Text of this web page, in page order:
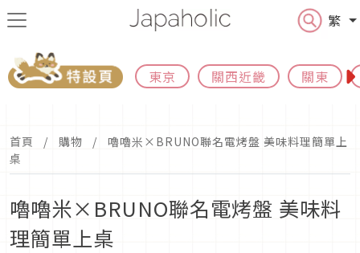
繁
東京 關西近畿 關東
首頁 購物
嚕嚕米×BRUNO聯名電烤盤 美味料理簡單上
桌
嚕嚕米×BRUNO聯名電烤盤 美味料
理簡單上桌